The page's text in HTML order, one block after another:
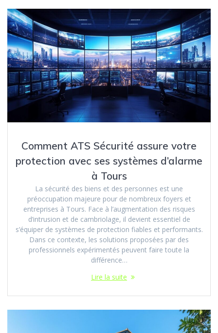
Comment ATS Sécurité assure votre
protection avec ses systèmes d’alarme
à Tours
La sécurité des biens et des personnes est une
préoccupation majeure pour de nombreux foyers et
entreprises à Tours. Face à l’augmentation des risques
d’intrusion et de cambriolage, il devient essentiel de
s’équiper de systèmes de protection fiables et performants.
Dans ce contexte, les solutions proposées par des
professionnels expérimentés peuvent faire toute la
différence…
Lire la suite